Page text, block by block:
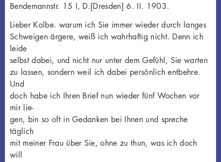
Bendemannstr. 15 I, D.[Dresden] 6. II. 1903.
Lieber Kolbe. warum ich Sie immer wieder durch langes
Schweigen ärgere, weiß ich wahrhaftig nicht. Denn ich
leide
selbst dabei, und nicht nur unter dem Gefühl, Sie warten
zu lassen, sondern weil ich dabei persönlich entbehre.
Und
doch habe ich Ihren Brief nun wieder fünf Wochen vor
mir lie-
gen, bin so oft in Gedanken bei Ihnen und spreche
täglich
mit meiner Frau über Sie, ohne zu thun, was ich doch
will